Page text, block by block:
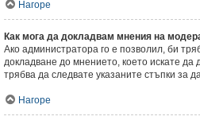
Нагоре
Как мога да докладвам мнения на
Ако администратора го е позволил, би
докладване до мнението, което искате да
трябва да следвате указаните стъпки за
Нагоре